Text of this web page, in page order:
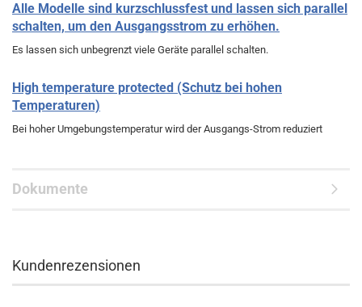
Alle Modelle sind kurzschlussfest und lassen sich parallel
schalten, um den Ausgangsstrom zu erhöhen.
Es lassen sich unbegrenzt viele Geräte parallel schalten.
High temperature protected (Schutz bei hohen
Temperaturen)
Bei hoher Umgebungstemperatur wird der Ausgangs-Strom reduziert
Dokumente
Kundenrezensionen